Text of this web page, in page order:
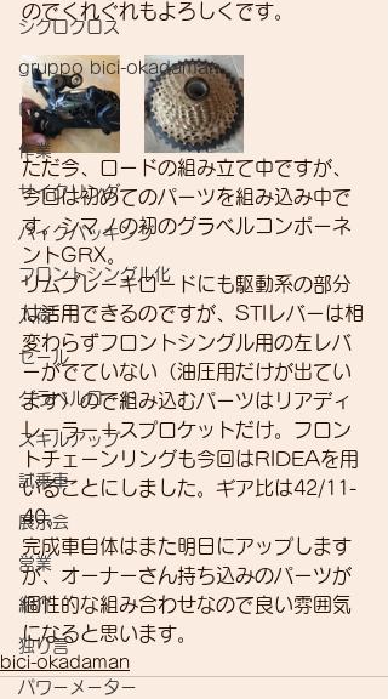
シクロクロス
gruppo bici-okadaman
ロードバイク
作業
サイクリング
バイクパッキング
フロントシングル化
入荷
セール
グラベルロード
スキルアップ
試乗車
展示会
営業
紹介
独り言
パワーメーター
のでくれぐれもよろしくです。
ただ今、ロードの組み立て中ですが、
今回は初めてのパーツを組み込み中で
す。シマノの初のグラベルコンポーネ
ントGRX。
リムブレーキロードにも駆動系の部分
は活用できるのですが、STIレバーは相
変わらずフロントシングル用の左レバ
ーがでていない（油圧用だけが出てい
ます）ので組み込むパーツはリアディ
レーラー＋スプロケットだけ。フロン
トチェーンリングも今回はRIDEAを用
いることにしました。ギア比は42/11-
40。
完成車自体はまた明日にアップします
が、オーナーさん持ち込みのパーツが
個性的な組み合わせなので良い雰囲気
になると思います。
bici-okadaman